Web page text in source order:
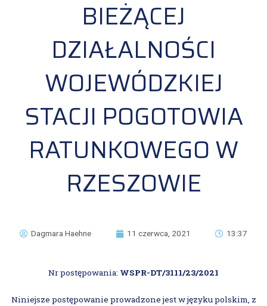
BIEŻĄCEJ
DZIAŁALNOŚCI
WOJEWÓDZKIEJ
STACJI POGOTOWIA
RATUNKOWEGO W
RZESZOWIE
Dagmara Haehne 11 czerwca, 2021 13:37
Nr postępowania: WSPR-DT/3111/23/2021
Niniejsze postępowanie prowadzone jest w języku polskim, z